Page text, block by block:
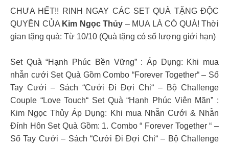
CHƯA HẾT!! RINH NGAY CÁC SET QUÀ TẶNG ĐỘC
QUYỀN CỦA Kim Ngọc Thủy – MUA LÀ CÓ QUÀ! Thời
gian tặng quà: Từ 10/10 (Quà tặng có số lượng giới hạn)
Set Quà “Hạnh Phúc Bền Vững” : Áp Dụng: Khi mua
nhẫn cưới Set Quà Gồm Combo “Forever Together“ – Sổ
Tay Cưới – Sách “Cưới Đi Đợi Chi“ – Bộ Challenge
Couple “Love Touch“ Set Quà “Hạnh Phúc Viên Mãn” :
Kim Ngọc Thủy Áp Dụng: Khi mua Nhẫn Cưới & Nhẫn
Đính Hôn Set Quà Gồm: 1. Combo “ Forever Together “ –
Sổ Tay Cưới – Sách “Cưới Đi Đợi Chi“ – Bộ Challenge